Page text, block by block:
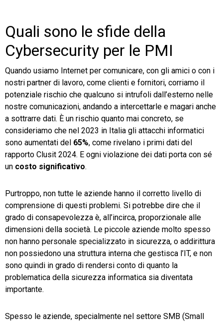
Quali sono le sfide della
Cybersecurity per le PMI
Quando usiamo Internet per comunicare, con gli amici o con i
nostri partner di lavoro, come clienti e fornitori, corriamo il
potenziale rischio che qualcuno si intrufoli dall’esterno nelle
nostre comunicazioni, andando a intercettarle e magari anche
a sottrarre dati. È un rischio quanto mai concreto, se
consideriamo che nel 2023 in Italia gli attacchi informatici
sono aumentati del 65%, come rivelano i primi dati del
rapporto Clusit 2024. E ogni violazione dei dati porta con sé
un costo significativo.
Purtroppo, non tutte le aziende hanno il corretto livello di
comprensione di questi problemi. Si potrebbe dire che il
grado di consapevolezza è, all’incirca, proporzionale alle
dimensioni della società. Le piccole aziende molto spesso
non hanno personale specializzato in sicurezza, o addirittura
non possiedono una struttura interna che gestisca l’IT, e non
sono quindi in grado di rendersi conto di quanto la
problematica della sicurezza informatica sia diventata
importante.
Spesso le aziende, specialmente nel settore SMB (Small